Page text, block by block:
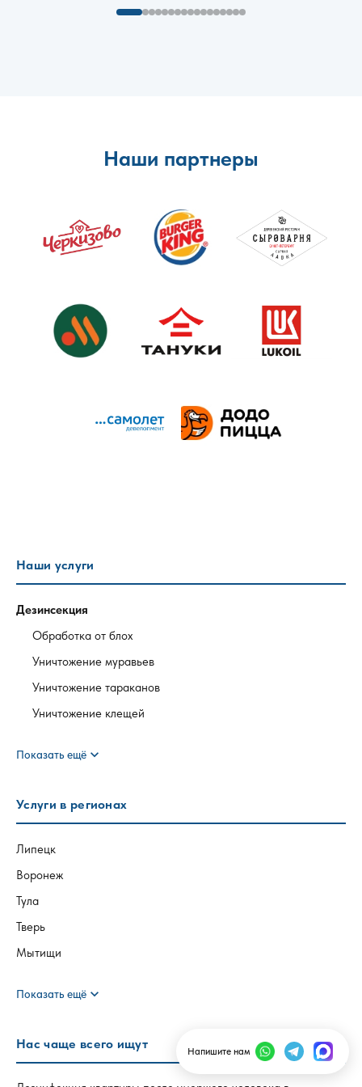
Наши партнеры
Наши услуги
Дезинсекция
Обработка от блох
Уничтожение муравьев
Уничтожение тараканов
Уничтожение клещей
Показать ещё expand_more
Услуги в регионах
Липецк
Воронеж
Тула
Тверь
Мытищи
Показать ещё expand_more
Нас чаще всего ищут
Напишите нам